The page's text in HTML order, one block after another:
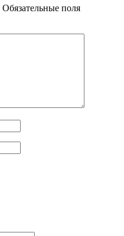
Обязательные поля